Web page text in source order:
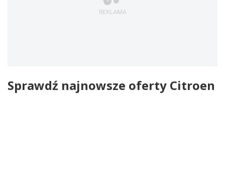
Sprawdź najnowsze oferty Citroen